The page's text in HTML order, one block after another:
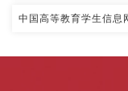
中国高等教育学生信息